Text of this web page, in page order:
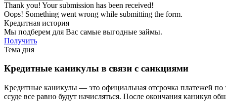
Thank you! Your submission has been received!
Oops! Something went wrong while submitting the form.
Кредитная история
Мы подберем для Вас самые выгодные займы.
Получить
Тема дня
Кредитные каникулы в связи с санкциями
Кредитные каникулы — это официальная отсрочка платежей
ссуде все равно будут начисляться. После окончания каникул